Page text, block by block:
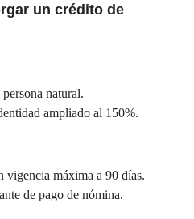
un crédito de
natural.
ampliado al 150%.
máxima a 90 días.
de pago de nómina.